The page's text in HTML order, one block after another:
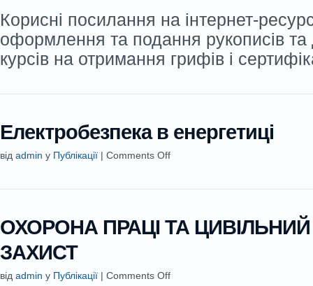
Корисні посилання на інтернет-
оформлення та подання рукописів та
курсів на отримання грифів і
Електробезпека в енергетиці
від admin у Публікації | Comments Off
ОХОРОНА ПРАЦІ ТА ЦИВІЛЬНИЙ
ЗАХИСТ
від admin у Публікації | Comments Off